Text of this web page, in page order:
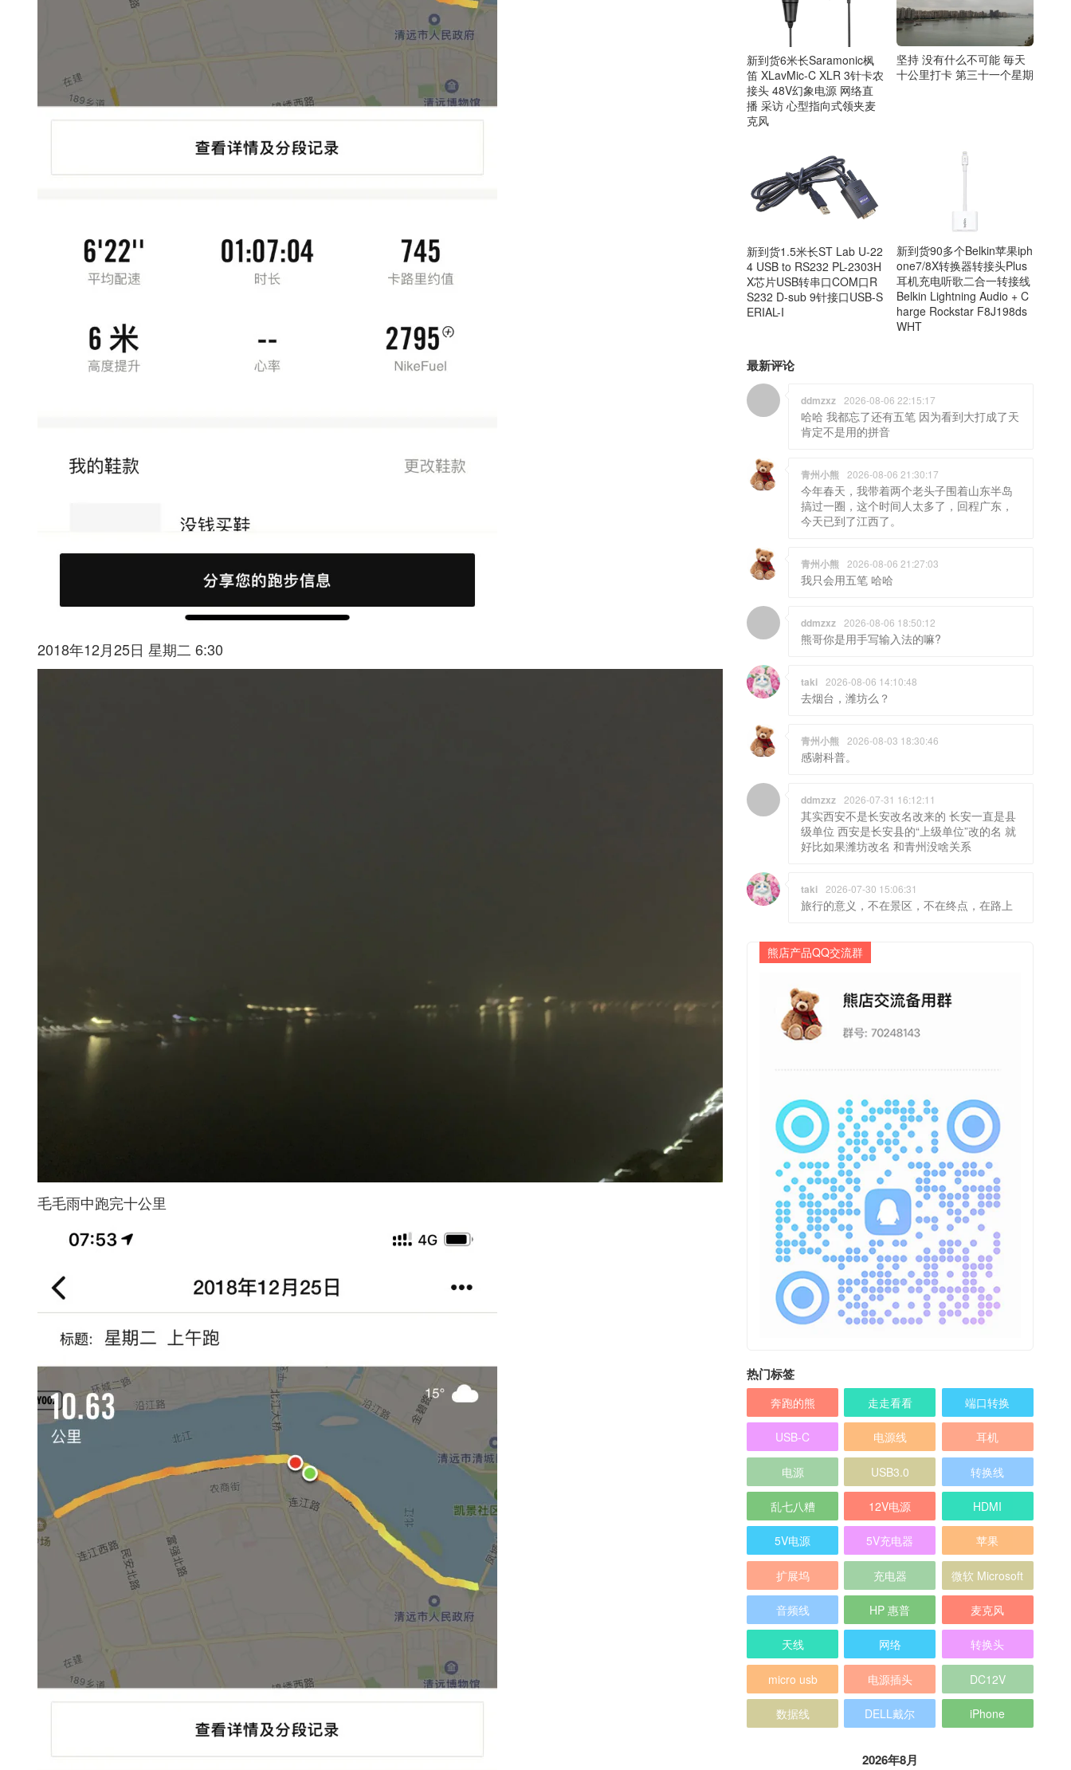
2018年12月25日 星期二 6:30
毛毛雨中跑完十公里
新到货6米长Saramonic枫
笛 XLavMic-C XLR 3针卡农
接头 48V幻象电源 网络直
播 采访 心型指向式领夹麦
克风
坚持 没有什么不可能 毎天
十公里打卡 第三十一个星期
新到货1.5米长ST Lab U-22
4 USB to RS232 PL-2303H
X芯片USB转串口COM口R
S232 D-sub 9针接口USB-S
ERIAL-I
新到货90多个Belkin苹果iph
one7/8X转换器转接头Plus
耳机充电听歌二合一转接线
Belkin Lightning Audio + C
harge Rockstar F8J198ds
WHT
最新评论
ddmzxz 2026-08-06 22:15:17
哈哈 我都忘了还有五笔 因为看到大打成了天
肯定不是用的拼音
青州小熊 2026-08-06 21:30:17
今年春天，我带着两个老头子围着山东半岛
搞过一圈，这个时间人太多了，回程广东，
今天已到了江西了。
青州小熊 2026-08-06 21:27:03
我只会用五笔 哈哈
ddmzxz 2026-08-06 18:50:12
熊哥你是用手写输入法的嘛?
taki 2026-08-06 14:10:48
去烟台，潍坊么？
青州小熊 2026-08-03 18:30:46
感谢科普。
ddmzxz 2026-07-31 16:12:11
其实西安不是长安改名改来的 长安一直是县
级单位 西安是长安县的“上级单位”改的名 就
好比如果潍坊改名 和青州没啥关系
taki 2026-07-30 15:06:31
旅行的意义，不在景区，不在终点，在路上
熊店产品QQ交流群
热门标签
奔跑的熊 走走看看 端口转换
USB-C 电源线 耳机
电源 USB3.0 转换线
乱七八糟 12V电源 HDMI
5V电源 5V充电器 苹果
扩展坞 充电器 微软 Microsoft
音频线 HP 惠普 麦克风
天线 网络 转换头
micro usb 电源插头 DC12V
数据线 DELL戴尔 iPhone
2026年8月